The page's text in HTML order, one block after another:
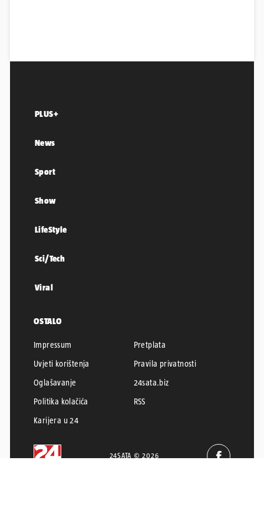
PLUS+
News
Sport
Show
LifeStyle
Sci/Tech
Viral
OSTALO
Impressum
Pretplata
Uvjeti korištenja
Pravila privatnosti
Oglašavanje
24sata.biz
Politika kolačića
RSS
Karijera u 24
24SATA © 2026